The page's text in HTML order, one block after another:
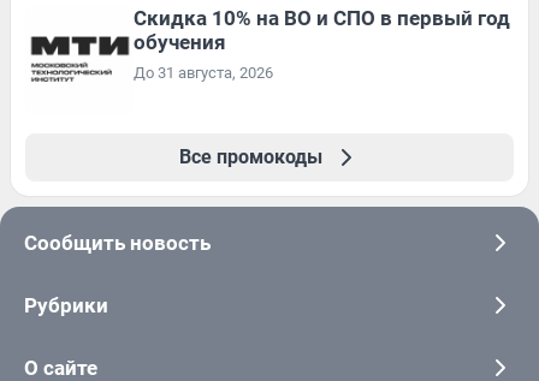
Скидка 10% на ВО и СПО в первый год
обучения
До 31 августа, 2026
Все промокоды
Сообщить новость
Рубрики
О сайте